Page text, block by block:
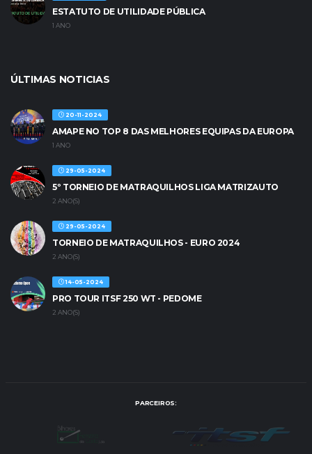
ESTATUTO DE UTILIDADE PÚBLICA
1 ANO
ÚLTIMAS NOTICIAS
20-11-2024
AMAPE NO TOP 8 DAS MELHORES EQUIPAS DA EUROPA
1 ANO
29-05-2024
5º TORNEIO DE MATRAQUILHOS LIGA MATRIZAUTO
2 ANO(S)
29-05-2024
TORNEIO DE MATRAQUILHOS - EURO 2024
2 ANO(S)
14-05-2024
PRO TOUR ITSF 250 WT - PEDOME
2 ANO(S)
PARCEIROS: